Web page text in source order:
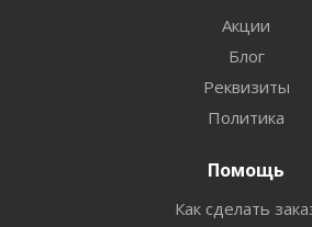
Акции
Блог
Реквизиты
Политика
Помощь
Как сделать